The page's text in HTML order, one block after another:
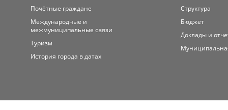
Почётные граждане
Международные и
межмуниципальные связи
Туризм
История города в датах
Структура
Бюджет
Доклады и